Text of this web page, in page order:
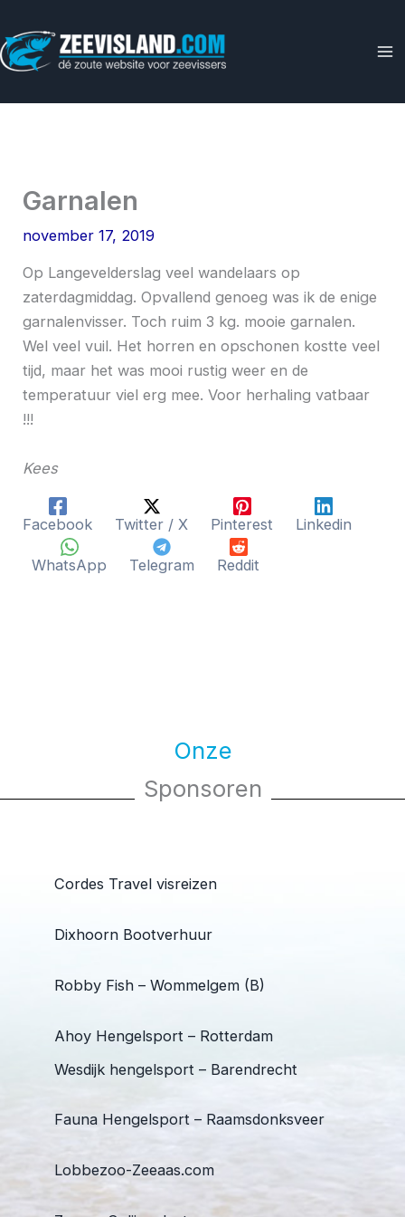
naar
de
Garnalen
november 17, 2019
Op Langevelderslag veel wandelaars op
zaterdagmiddag. Opvallend genoeg was ik de enige
garnalenvisser. Toch ruim 3 kg. mooie garnalen.
Wel veel vuil. Het horren en opschonen kostte veel
tijd, maar het was mooi rustig weer en de
temperatuur viel erg mee. Voor herhaling vatbaar
!!!
Kees
Facebook Twitter / X Pinterest Linkedin
WhatsApp Telegram Reddit
Onze
Sponsoren
Cordes Travel visreizen
Dixhoorn Bootverhuur
Robby Fish – Wommelgem (B)
Ahoy Hengelsport – Rotterdam
Wesdijk hengelsport – Barendrecht
Fauna Hengelsport – Raamsdonksveer
Lobbezoo-Zeeaas.com